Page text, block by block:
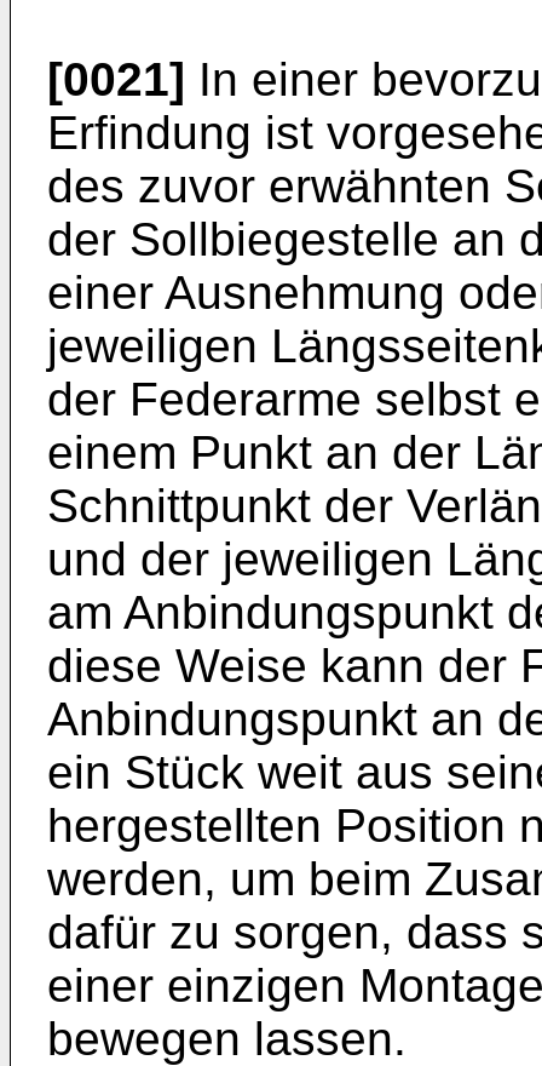
[0021] In einer
Erfindung ist
des zuvor erwähnten
der Sollbiegestelle an
einer Ausnehmung
jeweiligen
der Federarme selbst
einem Punkt an der
Schnittpunkt der
und der jeweiligen
am Anbindungspunkt
diese Weise kann der
Anbindungspunkt an
ein Stück weit aus
hergestellten Position
werden, um beim
dafür zu sorgen, dass
einer einzigen
bewegen lassen.